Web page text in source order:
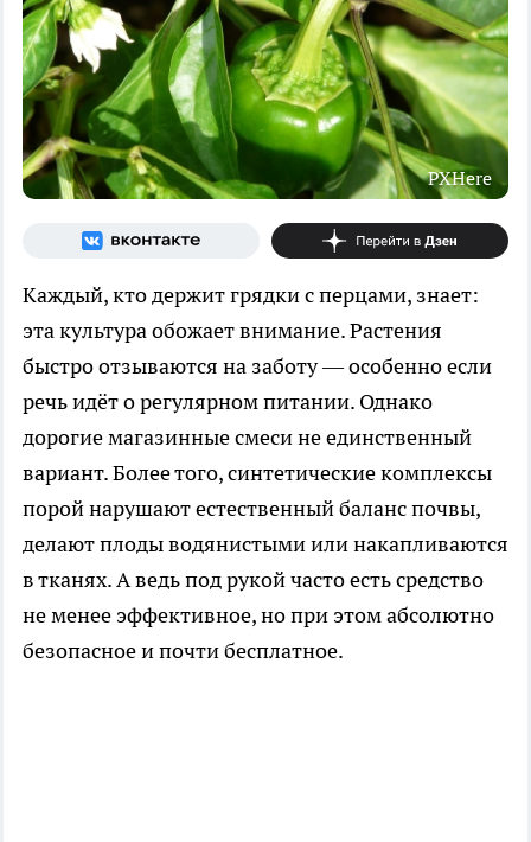
PXHere
Каждый, кто держит грядки с перцами, знает:
эта культура обожает внимание. Растения
быстро отзываются на заботу — особенно если
речь идёт о регулярном питании. Однако
дорогие магазинные смеси не единственный
вариант. Более того, синтетические комплексы
порой нарушают естественный баланс почвы,
делают плоды водянистыми или накапливаются
в тканях. А ведь под рукой часто есть средство
не менее эффективное, но при этом абсолютно
безопасное и почти бесплатное.